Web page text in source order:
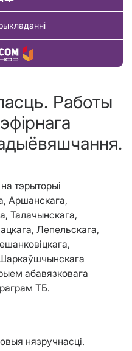
Работы
на тэрыторыі
Аршанскага,
Талачынскага,
Лепельскага,
абавязковага
ТБ.
нязручнасці.